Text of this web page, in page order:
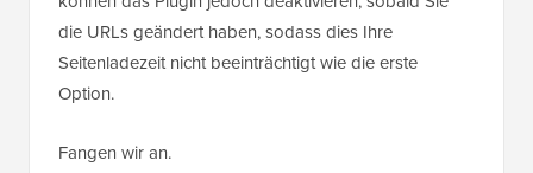
die URLs geändert haben, sodass dies Ihre
Seitenladezeit nicht beeinträchtigt wie die erste
Option.
Fangen wir an.